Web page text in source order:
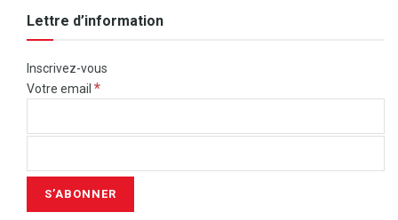
Lettre d’information
Inscrivez-vous
Votre email *